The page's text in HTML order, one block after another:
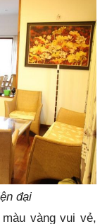
đại
vàng vui vẻ,